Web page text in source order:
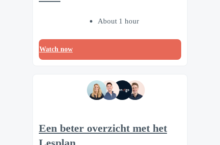
About 1 hour
Watch now
Een beter overzicht met het